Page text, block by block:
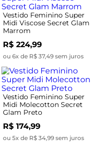
Vestido Feminino Super
Midi Viscose Secret Glam
Marrom
R$ 224,99
ou 6x de R$ 37,49 sem juros
Vestido Feminino Super
Midi Molecotton Secret
Glam Preto
R$ 174,99
ou 5x de R$ 34,99 sem juros